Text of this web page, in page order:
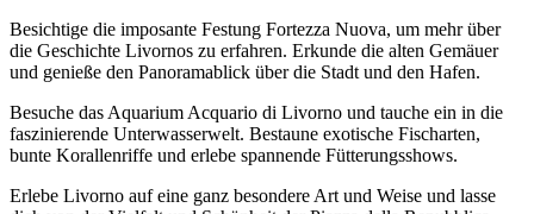
Besichtige die imposante Festung Fortezza Nuova, um mehr über
die Geschichte Livornos zu erfahren. Erkunde die alten Gemäuer
und genieße den Panoramablick über die Stadt und den Hafen.
Besuche das Aquarium Acquario di Livorno und tauche ein in die
faszinierende Unterwasserwelt. Bestaune exotische Fischarten,
bunte Korallenriffe und erlebe spannende Fütterungsshows.
Erlebe Livorno auf eine ganz besondere Art und Weise und lasse